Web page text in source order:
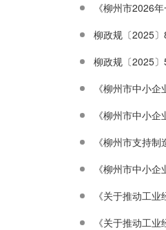
《柳州市2026
柳政规〔2025
柳政规〔2025
《柳州市中小
《柳州市中小
《柳州市支持
《柳州市中小
《关于推动工
《关于推动工